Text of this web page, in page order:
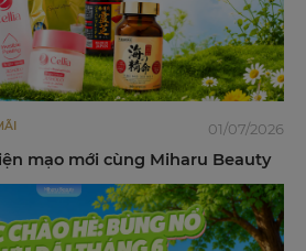
01/07/2026
mạo mới cùng Miharu Beauty